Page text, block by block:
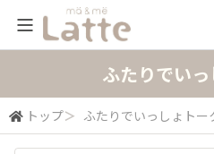
ふたりでい
トップ＞ ふたりでいっしょトー